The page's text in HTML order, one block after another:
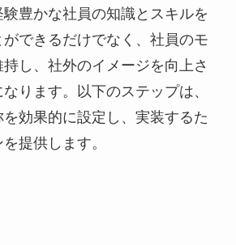
豊かな社員の知識とスキルを
できるだけでなく、社員のモ
し、社外のイメージを向上さ
ります。以下のステップは、
効果的に設定し、実装するた
提供します。